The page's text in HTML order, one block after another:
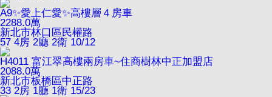
A9✨愛上仁愛✨高樓層４房車
2288.0萬
新北市林口區民權路
57 4房 2廳 2衛 10/12
H4011 富江翠高樓兩房車~住商樹林中正加盟店
2088.0萬
新北市板橋區中正路
33 2房 1廳 1衛 15/23